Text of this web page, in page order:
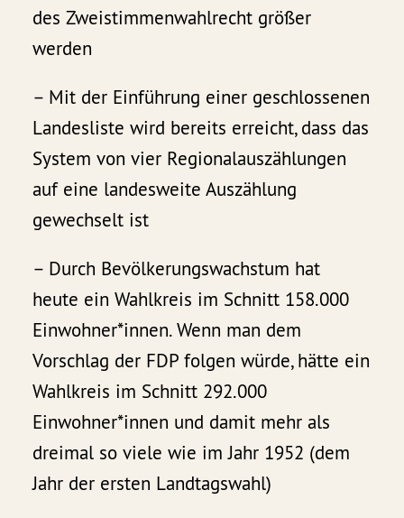
des Zweistimmenwahlrecht größer
werden
– Mit der Einführung einer geschlossenen
Landesliste wird bereits erreicht, dass das
System von vier Regionalauszählungen
auf eine landesweite Auszählung
gewechselt ist
– Durch Bevölkerungswachstum hat
heute ein Wahlkreis im Schnitt 158.000
Einwohner*innen. Wenn man dem
Vorschlag der FDP folgen würde, hätte ein
Wahlkreis im Schnitt 292.000
Einwohner*innen und damit mehr als
dreimal so viele wie im Jahr 1952 (dem
Jahr der ersten Landtagswahl)